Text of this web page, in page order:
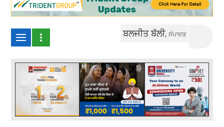
ਬਲਜੀਤ ਬੱਲੀ,ਸੰਪਾਦਕ